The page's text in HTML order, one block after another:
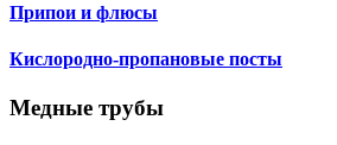
Припои и флюсы
Кислородно-пропановые посты
Медные трубы